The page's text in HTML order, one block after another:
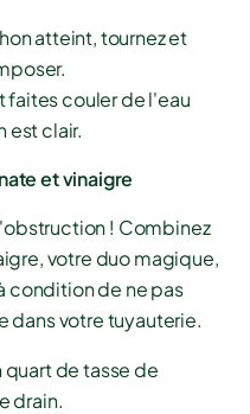
atteint, tournez et
faites couler de l'eau
est clair.
et vinaigre
! Combinez
votre duo magique,
condition de ne pas
dans votre tuyauterie.
quart de tasse de
drain.